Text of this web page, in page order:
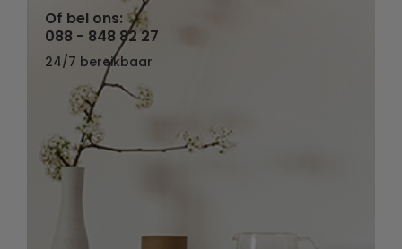
Of bel ons:
088 - 848 82 27
24/7 bereikbaar